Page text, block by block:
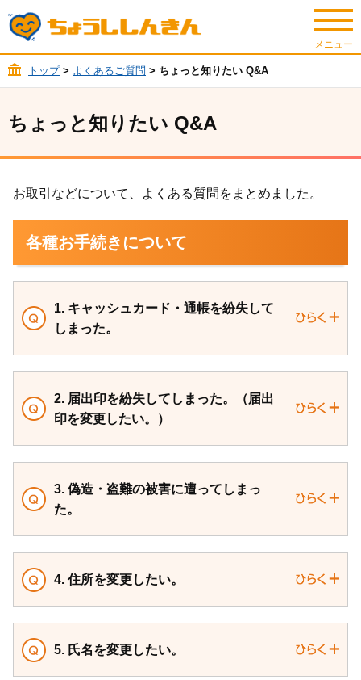
トップ> よくあるご質問 > ちょっと知りたい Q&A
ちょっと知りたい Q&A
お取引などについて、よくある質問をまとめました。
各種お手続きについて
1. キャッシュカード・通帳を紛失して
しまった。
2. 届出印を紛失してしまった。（届出
印を変更したい。）
3. 偽造・盗難の被害に遭ってしまっ
た。
4. 住所を変更したい。
5. 氏名を変更したい。